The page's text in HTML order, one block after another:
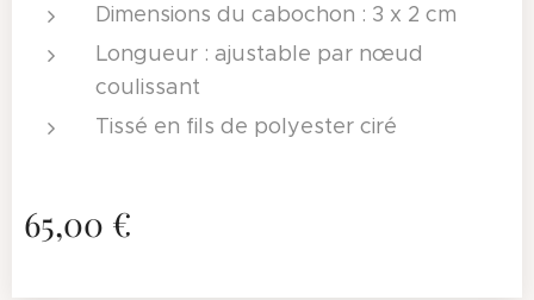
Dimensions du cabochon : 3 x 2 cm
Longueur : ajustable par nœud
coulissant
Tissé en fils de polyester ciré
65,00 €